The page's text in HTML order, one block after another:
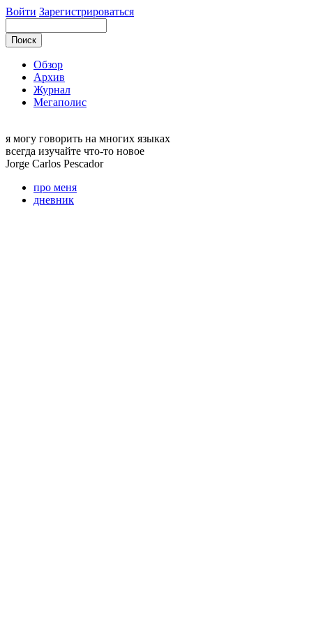
Войти Зарегистрироваться
Обзор
Архив
Журнал
Мегаполис
я могу говорить на многих языках
всегда изучайте что-то новое
Jorge Carlos Pescador
про меня
дневник